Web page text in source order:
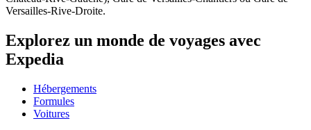
Versailles-Rive-Droite.
Explorez un monde de voyages avec
Expedia
Hébergements
Formules
Voitures